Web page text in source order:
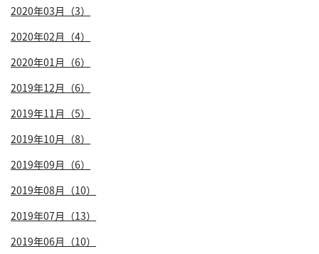
2020年03月（3）
2020年02月（4）
2020年01月（6）
2019年12月（6）
2019年11月（5）
2019年10月（8）
2019年09月（6）
2019年08月（10）
2019年07月（13）
2019年06月（10）